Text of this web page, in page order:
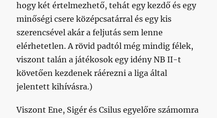
hogy két értelmezhető, tehát egy kezdő és egy
minőségi csere középcsatárral és egy kis
szerencsével akár a feljutás sem lenne
elérhetetlen. A rövid padtól még mindig félek,
viszont talán a játékosok egy idény NB II-t
követően kezdenek ráérezni a liga által
jelentett kihívásra.)
Viszont Ene, Sigér és Csilus egyelőre számomra